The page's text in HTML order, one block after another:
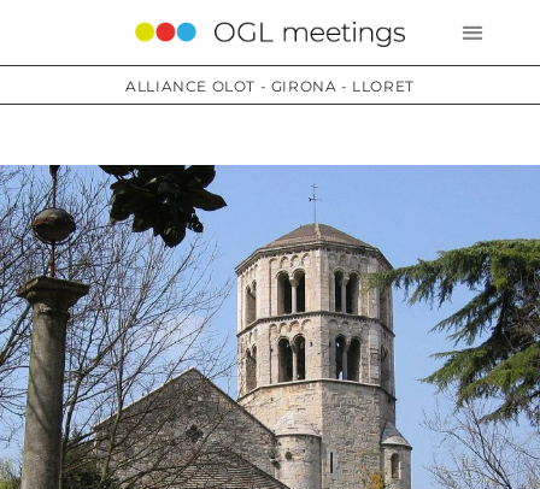
ALLIANCE OLOT - GIRONA - LLORET